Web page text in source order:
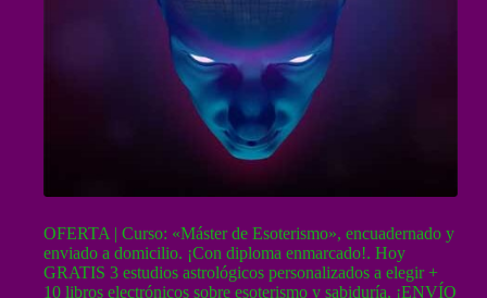
OFERTA | Curso: «Máster de Esoterismo», encuadernado y
enviado a domicilio. ¡Con diploma enmarcado!. Hoy
GRATIS 3 estudios astrológicos personalizados a elegir +
10 libros electrónicos sobre esoterismo y sabiduría. ¡ENVÍO